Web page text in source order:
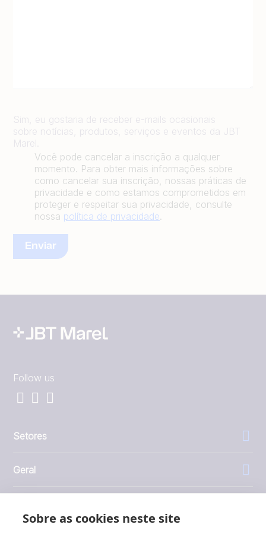
Sobre as cookies neste site
Sim, eu gostaria de receber e-mails ocasionais
sobre notícias, produtos, serviços e eventos da JBT
Marel.
Você pode cancelar a inscrição a qualquer
momento. Para obter mais informações sobre
como cancelar sua inscrição, nossas práticas de
privacidade e como estamos comprometidos em
proteger e respeitar sua privacidade, consulte
nossa política de privacidade.
Follow us
Setores
Geral